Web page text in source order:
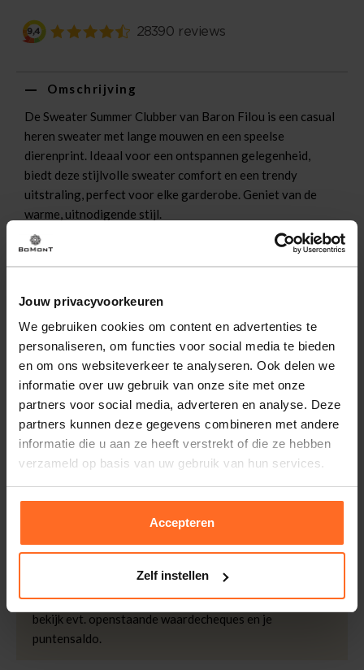
Jouw privacyvoorkeuren
We gebruiken cookies om content en advertenties te
personaliseren, om functies voor social media te bieden
en om ons websiteverkeer te analyseren. Ook delen we
informatie over uw gebruik van onze site met onze
partners voor social media, adverteren en analyse. Deze
partners kunnen deze gegevens combineren met andere
informatie die u aan ze heeft verstrekt of die ze hebben
verzameld op basis van uw gebruik van hun services.
Accepteren
Zelf instellen
Eigenschappen
Leveranciersnummer
Categorie
Sweaters
Kleur
Sky Blue
Omschrijving
De Sweater Summer Clubber van Baron Filou is een casual
heren sweater met lange mouwen en een speelse
dierenprint. Ideaal voor een ontspannen gelegenheid,
biedt deze stijlvolle sweater comfort en een trendy
uitstraling, perfect voor elke garderobe. Geniet van de
warme, uitnodigende stijl.
Altijd gratis bezorging
Bezorging is altijd gratis, binnen 1-3 werkdagen
thuisgeleverd met DHL.
Retourneren
Binnen 30 dagen eenvoudig retourneren via DHL voor
slechts € 4,95 of op eigen kosten via PostNL. In de
Bomont winkels kunt u ook gratis retourneren.
iDeal, Riverty (Afterpay), creditcard of Paypal, kies zelf
één van de vele betaalopties.
5% Spaarbonus
Besteed € 100,- binnen een half jaar en krijg € 5,- retour
in de vorm van een waardecheque. Log in je account en
bekijk evt. openstaande waardecheques en je
puntensaldo.